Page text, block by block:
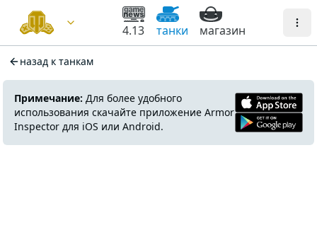
4.13 танки магазин
назад к танкам
Примечание: Для более удобного
использования скачайте приложение Armor
Inspector для iOS или Android.